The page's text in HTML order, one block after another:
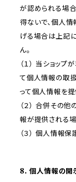
が認められる場
得ないで、個人情
げる場合は上記
ん。
（１） 当ショッ
て個人情報の取
って個人情報を
（２） 合併その
報が提供される
（３） 個人情報
8. 個人情報の開